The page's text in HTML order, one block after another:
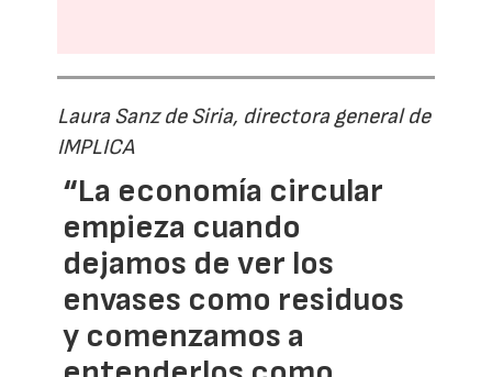
Laura Sanz de Siria, directora general de
IMPLICA
“La economía circular
empieza cuando
dejamos de ver los
envases como residuos
y comenzamos a